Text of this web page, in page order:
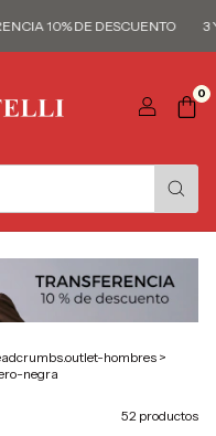
DE DESCUENTO 3 Y 6
0
hombres >
negra
52 productos